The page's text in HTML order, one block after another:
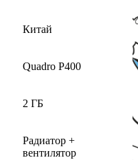
Китай
Quadro P400
2 ГБ
Радиатор +
вентилятор